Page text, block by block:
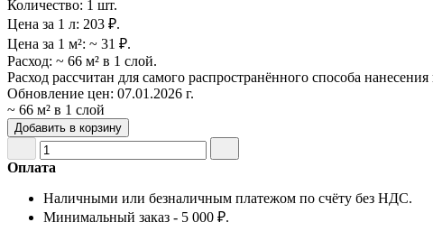
Количество: 1 шт.
Цена за 1 л: 203 ₽.
Цена за 1 м²: ~ 31 ₽.
Расход: ~ 66 м² в 1 слой.
Расход рассчитан для самого распространённого способа
Обновление цен: 07.01.2026 г.
~ 66 м² в 1 слой
Добавить в корзину
Оплата
Наличными или безналичным платежом по счёту без НДС.
Минимальный заказ - 5 000 ₽.